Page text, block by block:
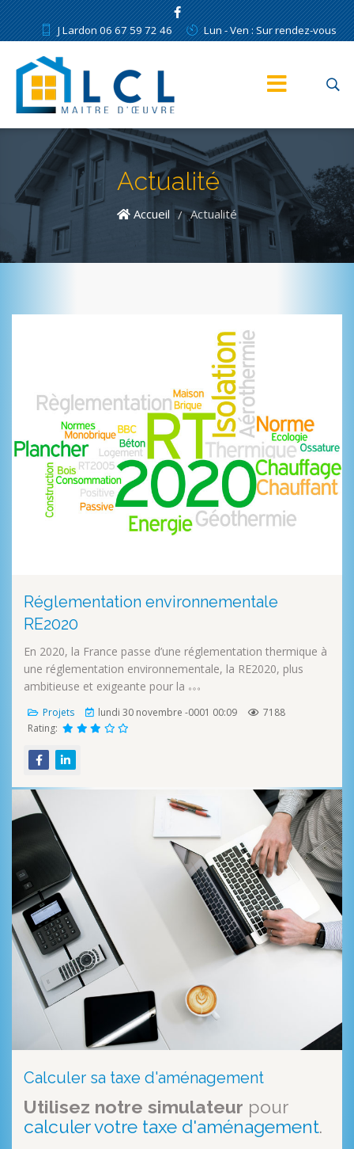
J Lardon 06 67 59 72 46 Lun - Ven : Sur rendez-vous
Actualité
Accueil / Actualité
Réglementation environnementale
RE2020
En 2020, la France passe d’une réglementation thermique à
une réglementation environnementale, la RE2020, plus
ambitieuse et exigeante pour la
Projets lundi 30 novembre -0001 00:09
7188
Rating:
Calculer sa taxe d'aménagement
Utilisez notre simulateur pour
calculer votre taxe d'aménagement.